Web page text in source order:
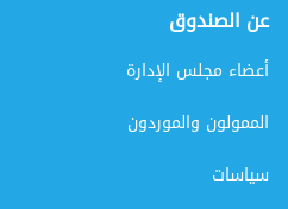
عن الصندوق
أعضاء مجلس الإدارة
الممولون والموردون
سياسات